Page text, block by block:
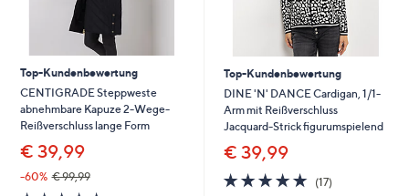
Top-Kundenbewertung
CENTIGRADE Steppweste
abnehmbare Kapuze 2-Wege-
Reißverschluss lange Form
€ 39,99
-60% € 99,99
Top-Kundenbewertung
DINE 'N' DANCE Cardigan, 1/1-
Arm mit Reißverschluss
Jacquard-Strick figurumspielend
€ 39,99
4.8
von
(17)17